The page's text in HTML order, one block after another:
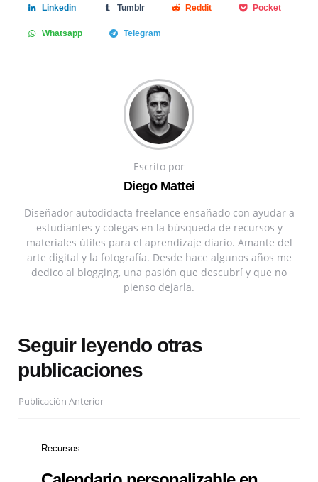
Linkedin Tumblr Reddit Pocket
Whatsapp Telegram
Escrito por
Diego Mattei
Diseñador autodidacta freelance ensañado con ayudar a
estudiantes y colegas en la búsqueda de recursos y
materiales útiles para el aprendizaje diario. Amante del
arte digital y la fotografía. Desde hace algunos años me
dedico al blogging, una pasión que descubrí y que no
pienso dejarla.
Seguir leyendo otras
publicaciones
Publicación Anterior
Recursos